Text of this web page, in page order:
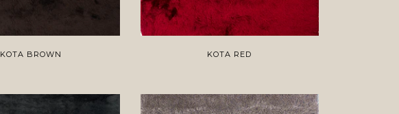
KOTA BROWN KOTA RED